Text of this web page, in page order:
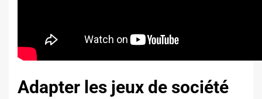
Adapter les jeux de société